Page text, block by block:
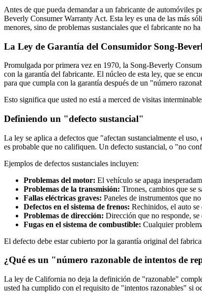
Antes de que pueda demandar a un fabricante de
Beverly Consumer Warranty Act. Esta ley es una de las más
menores, sino de problemas sustanciales que el fabricante no
La Ley de Garantía del Consumidor Song-
Promulgada por primera vez en 1970, la Song-Beverly
con la garantía del fabricante. El núcleo de esta ley, que se
para que cumpla con la garantía después de un "número
Esto significa que usted no está a merced de visitas
Definiendo un "defecto sustancial"
La ley se aplica a defectos que "afectan sustancialmente el
es probable que no califiquen. Un defecto sustancial, o "no
Ejemplos de defectos sustanciales incluyen:
Problemas del motor: El vehículo se apaga
Problemas de la transmisión: Tirones, cambios que se
Fallas eléctricas graves: Paneles de instrumentos que
Defectos en el sistema de frenos: Rechinidos, el auto
Problemas de dirección: Dirección que no responde,
Fugas en el sistema de combustible: Cualquier
El defecto debe estar cubierto por la garantía original del
¿Qué es un "número razonable de intentos de
La ley de California no deja la definición de "razonable"
usted ha cumplido con el requisito de "intentos razonables" si